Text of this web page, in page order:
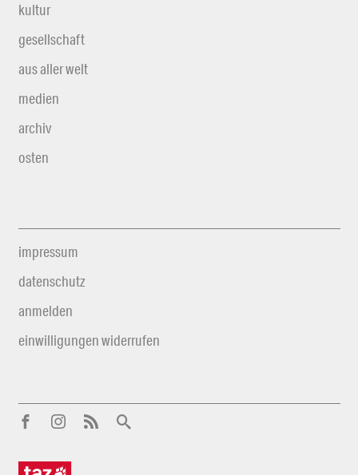
kultur
gesellschaft
aus aller welt
medien
archiv
osten
impressum
datenschutz
anmelden
einwilligungen widerrufen